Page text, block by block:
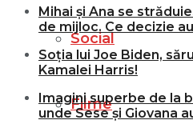
Social
Filme
Mihai și Ana se
de mijloc. Ce decizie
Soția lui Joe Biden,
Kamalei Harris!
Imagini superbe de la
unde Sese și Giovana